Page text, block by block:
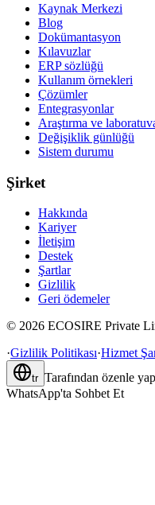
Kaynak Merkezi
Blog
Dokümantasyon
Kılavuzlar
ERP sözlüğü
Kullanım örnekleri
Çözümler
Entegrasyonlar
Araştırma ve
Değişiklik günlüğü
Sistem durumu
Şirket
Hakkında
Kariyer
İletişim
Destek
Şartlar
Gizlilik
Geri ödemeler
© 2026 ECOSIRE Private
·Gizlilik Politikası·Hizmet
tr Tarafından özenle
WhatsApp'ta Sohbet Et